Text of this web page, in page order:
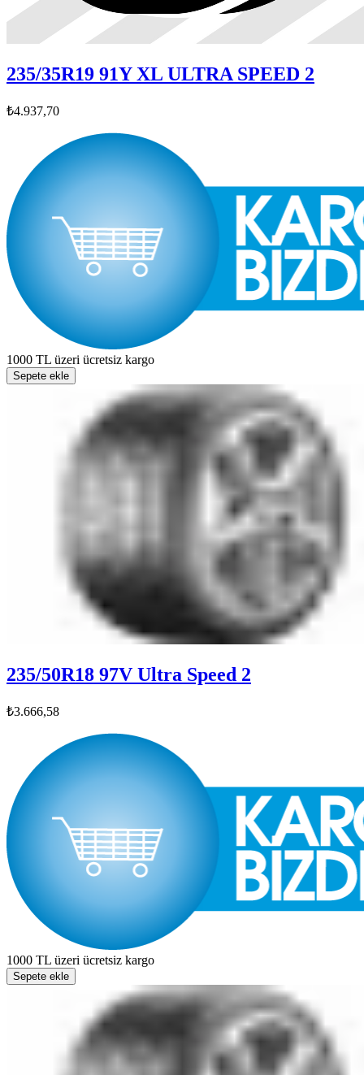
235/35R19 91Y XL ULTRA SPEED 2
₺4.937,70
1000 TL üzeri ücretsiz kargo
Sepete ekle
235/50R18 97V Ultra Speed 2
₺3.666,58
1000 TL üzeri ücretsiz kargo
Sepete ekle